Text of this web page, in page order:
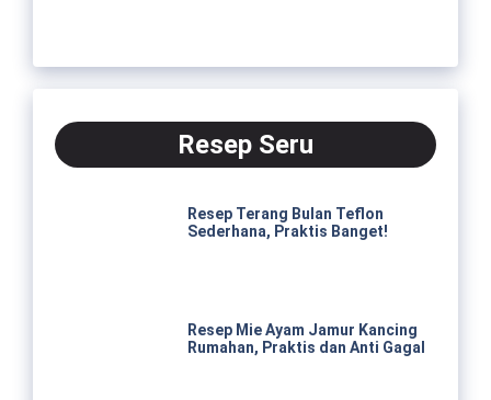
Resep Seru
Resep Terang Bulan Teflon
Sederhana, Praktis Banget!
Resep Mie Ayam Jamur Kancing
Rumahan, Praktis dan Anti Gagal